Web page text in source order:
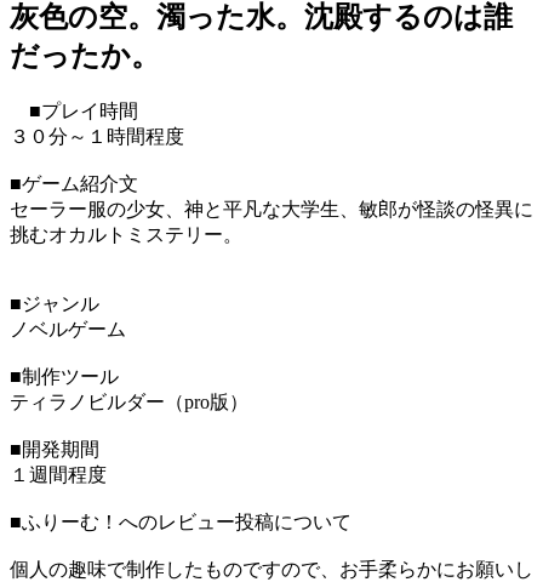
灰色の空。濁った水。沈殿するのは誰
だったか。
■プレイ時間
３０分～１時間程度
■ゲーム紹介文
セーラー服の少女、神と平凡な大学生、敏郎が怪談の怪異に
挑むオカルトミステリー。
■ジャンル
ノベルゲーム
■制作ツール
ティラノビルダー（pro版）
■開発期間
１週間程度
■ふりーむ！へのレビュー投稿について
個人の趣味で制作したものですので、お手柔らかにお願いし